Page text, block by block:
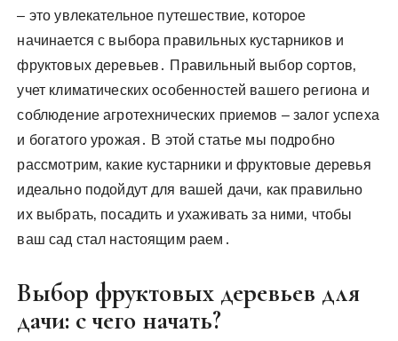
– это увлекательное путешествие‚ которое
начинается с выбора правильных кустарников и
фруктовых деревьев․ Правильный выбор сортов‚
учет климатических особенностей вашего региона и
соблюдение агротехнических приемов – залог успеха
и богатого урожая․ В этой статье мы подробно
рассмотрим‚ какие кустарники и фруктовые деревья
идеально подойдут для вашей дачи‚ как правильно
их выбрать‚ посадить и ухаживать за ними‚ чтобы
ваш сад стал настоящим раем․
Выбор фруктовых деревьев для
дачи: с чего начать?